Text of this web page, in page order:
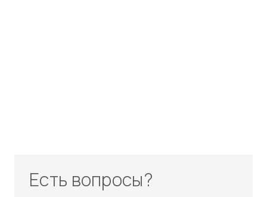
Есть вопросы?